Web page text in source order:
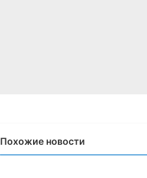
Похожие новости